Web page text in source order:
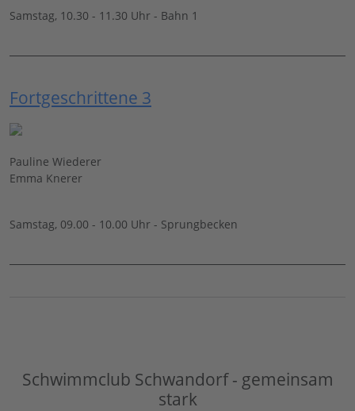
Samstag, 10.30 - 11.30 Uhr - Bahn 1
Fortgeschrittene 3
Pauline Wiederer
Emma Knerer
Samstag, 09.00 - 10.00 Uhr - Sprungbecken
Schwimmclub Schwandorf - gemeinsam
stark